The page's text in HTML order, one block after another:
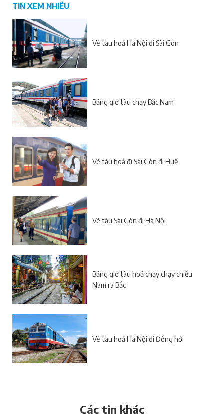
TIN XEM NHIỀU
Vé tàu hoả Hà Nội đi Sài Gòn
Bảng giờ tàu chạy Bắc Nam
Vé tàu hoả đi Sài Gòn đi Huế
Vé tàu Sài Gòn đi Hà Nội
Bảng giờ tàu hoả chạy chạy chiều
Nam ra Bắc
Vé tàu hoả Hà Nội đi Đồng hới
Các tin khác